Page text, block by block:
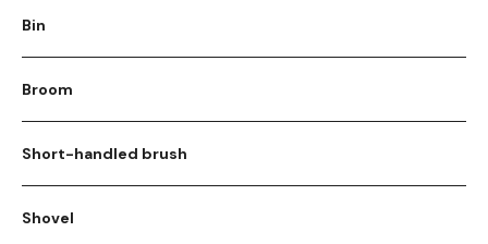
Bin
Broom
Short-handled brush
Shovel